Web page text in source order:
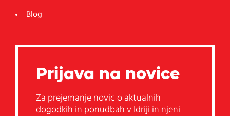
Blog
Prijava na novice
Za prejemanje novic o aktualnih
dogodkih in ponudbah v Idriji in njeni